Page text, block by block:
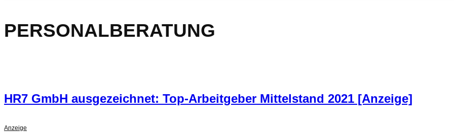
PERSONALBERATUNG
HR7 GmbH ausgezeichnet: Top-Arbeitgeber Mittelstand 2021 [Anzeige]
Anzeige